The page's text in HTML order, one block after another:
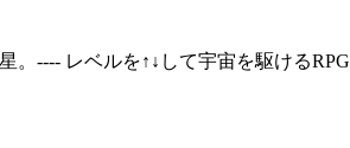
。---- レベルを↑↓して宇宙を駆ける